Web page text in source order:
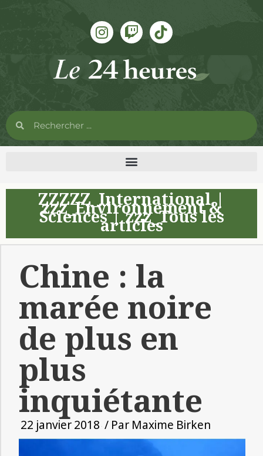
ZZZZZ_International|
zzz_Environnement &
Sciences|zzz_Tous les
articles
Chine : la
marée noire
de plus en
plus
inquiétante
22 janvier 2018 / Par Maxime Birken